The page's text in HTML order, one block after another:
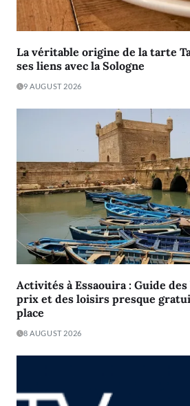
La véritable origine de la tarte
ses liens avec la Sologne
9 AUGUST 2026
Activités à Essaouira : Guide
prix et des loisirs presque
place
8 AUGUST 2026